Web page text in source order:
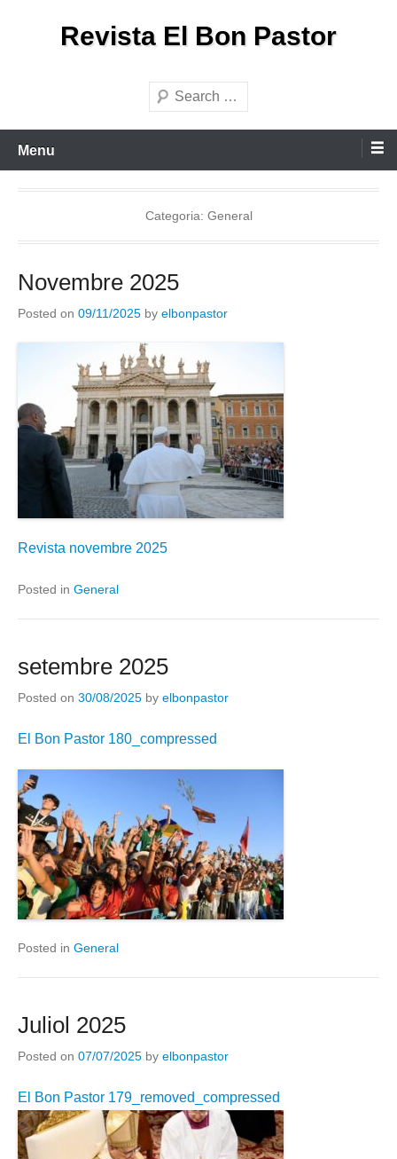
Revista El Bon Pastor
Search
Menu
Categoria: General
Novembre 2025
Posted on 09/11/2025 by elbonpastor
Revista novembre 2025
Posted in General
setembre 2025
Posted on 30/08/2025 by elbonpastor
El Bon Pastor 180_compressed
Posted in General
Juliol 2025
Posted on 07/07/2025 by elbonpastor
El Bon Pastor 179_removed_compressed